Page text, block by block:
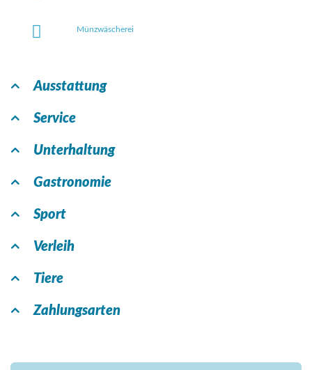
Münzwäscherei
Ausstattung
Service
Unterhaltung
Gastronomie
Sport
Verleih
Tiere
Zahlungsarten